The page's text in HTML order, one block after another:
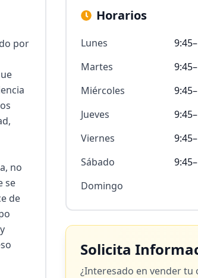
por
no
se
de
Horarios
Lunes
Martes
Miércoles
Jueves
Viernes
Sábado
Domingo
Solicita
¿Interesado en vender tu